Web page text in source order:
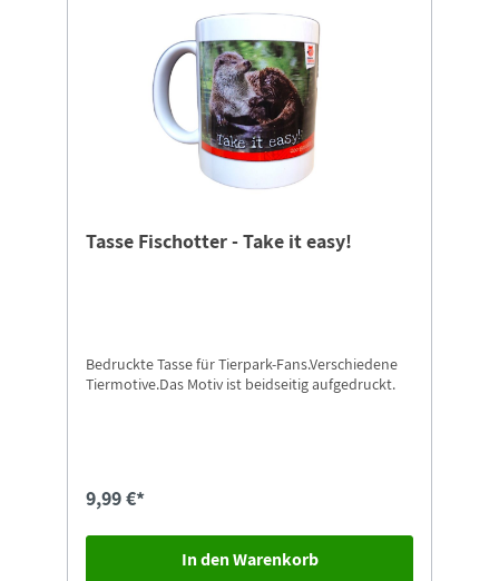
Tasse Fischotter - Take it easy!
Bedruckte Tasse für Tierpark-Fans.Verschiedene
Tiermotive.Das Motiv ist beidseitig aufgedruckt.
9,99 €*
In den Warenkorb